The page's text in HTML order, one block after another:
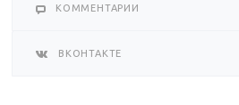
КОММЕНТАРИИ
ВКОНТАКТЕ